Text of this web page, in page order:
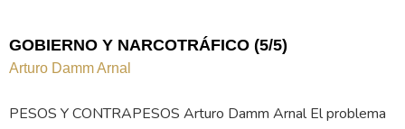
GOBIERNO Y NARCOTRÁFICO (5/5)
Arturo Damm Arnal
PESOS Y CONTRAPESOS Arturo Damm Arnal El problema